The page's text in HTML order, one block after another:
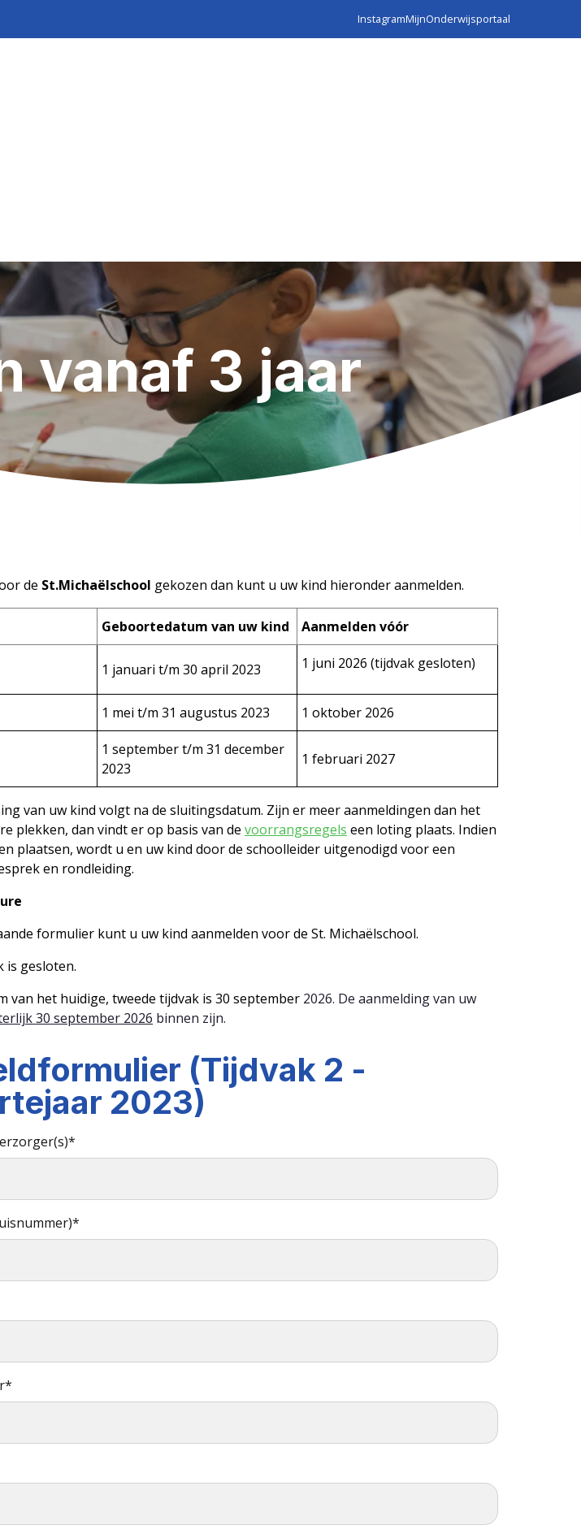
InstagramMijnOnderwijsportaal
vanaf 3 jaar
de St.Michaëlschool gekozen dan kunt u uw kind hieronder aanmelden.
Geboortedatum van uw kind Aanmelden vóór
1 januari t/m 30 april 2023 1 juni 2026 (tijdvak gesloten)
1 mei t/m 31 augustus 2023 1 oktober 2026
1 september t/m 31 december
2023
1 februari 2027
van uw kind volgt na de sluitingsdatum. Zijn er meer aanmeldingen dan het
plekken, dan vindt er op basis van de voorrangsregels een loting plaats. Indien
plaatsen, wordt u en uw kind door de schoolleider uitgenodigd voor een
en rondleiding.
formulier kunt u uw kind aanmelden voor de St. Michaëlschool.
is gesloten.
van het huidige, tweede tijdvak is 30 september 2026. De aanmelding van uw
30 september 2026 binnen zijn.
(Tijdvak 2 -
2023)